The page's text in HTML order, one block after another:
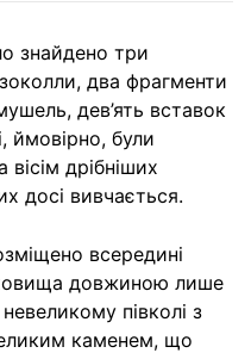
знайдено три
два фрагменти
дев’ять вставок
ймовірно, були
вісім дрібніших
досі вивчається.
всередині
довжиною лише
півколі з
каменем, що